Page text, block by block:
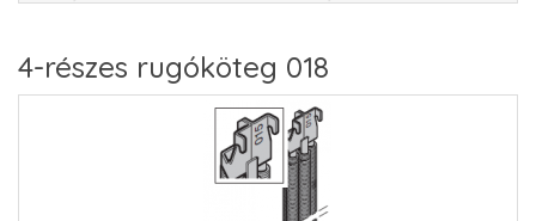
4-részes rugóköteg 018